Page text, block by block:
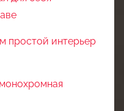
простой интерьер